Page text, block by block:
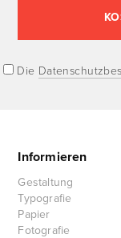
Die
Informieren
Gestaltung
Typografie
Papier
Fotografie